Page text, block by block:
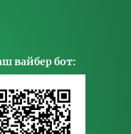
вайбер бот: